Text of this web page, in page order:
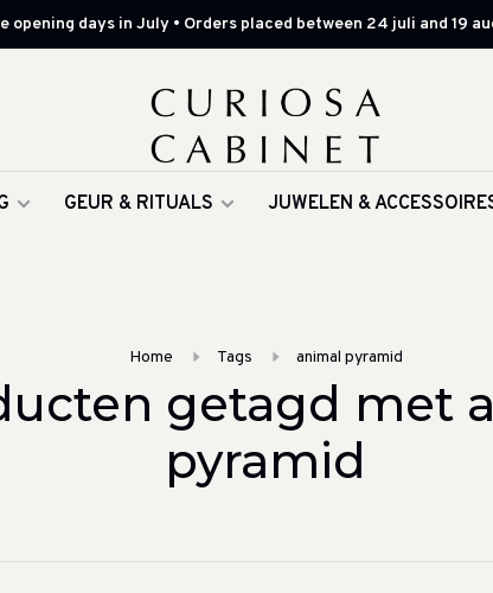
days in July • Orders placed between 24 juli and 19
GEUR & RITUALS JUWELEN &
Home Tags animal pyramid
getagd met
pyramid